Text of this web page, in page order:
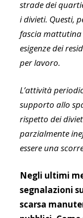
strade dei
i divieti. Questi,
fascia mattutina
esigenze dei
per lavoro.
L’attività
supporto allo
rispetto dei
parzialmente
essere una
Negli ultimi
segnalazioni
scarsa